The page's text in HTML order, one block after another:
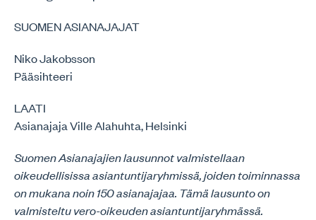
SUOMEN ASIANAJAJAT
Niko Jakobsson
Pääsihteeri
LAATI
Asianajaja Ville Alahuhta, Helsinki
Suomen Asianajajien lausunnot valmistellaan
oikeudellisissa asiantuntijaryhmissä, joiden toiminnassa
on mukana noin 150 asianajajaa. Tämä lausunto on
valmisteltu vero-oikeuden asiantuntijaryhmässä.